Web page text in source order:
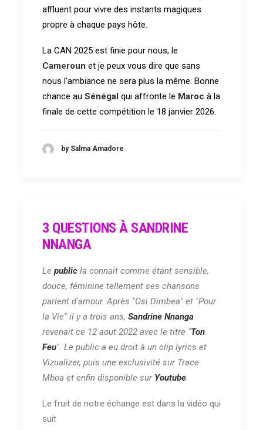
affluent pour vivre des instants magiques
propre à chaque pays hôte.
La CAN 2025 est finie pour nous, le
Cameroun et je peux vous dire que sans
nous l’ambiance ne sera plus la même. Bonne
chance au Sénégal qui affronte le Maroc à la
finale de cette compétition le 18 janvier 2026.
by Salma Amadore
3 QUESTIONS À SANDRINE
NNANGA
Le public la connait comme étant sensible,
douce, féminine tellement ses chansons
parlent d'amour. Après "Osi Dimbea" et "Pour
la Vie" il y a trois ans, Sandrine Nnanga
revenait ce 12 aout 2022 avec le titre "Ton
Feu". Le public a eu droit à un clip lyrics et
Vizualizer, puis une exclusivité sur Trace
Mboa et enfin disponible sur Youtube.
Le fruit de notre échange est dans la vidéo qui
suit